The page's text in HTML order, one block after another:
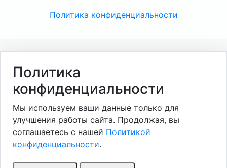
Политика конфиденциальности
Политика
конфиденциальности
Мы используем ваши данные только для
улучшения работы сайта. Продолжая, вы
соглашаетесь с нашей Политикой
конфиденциальности.